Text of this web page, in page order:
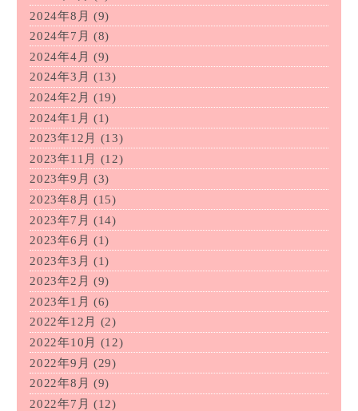
2024年8月 (9)
2024年7月 (8)
2024年4月 (9)
2024年3月 (13)
2024年2月 (19)
2024年1月 (1)
2023年12月
(13)
2023年11月
(12)
2023年9月 (3)
2023年8月 (15)
2023年7月 (14)
2023年6月 (1)
2023年3月 (1)
2023年2月 (9)
2023年1月 (6)
2022年12月
(2)
2022年10月
(12)
2022年9月 (29)
2022年8月 (9)
2022年7月 (12)